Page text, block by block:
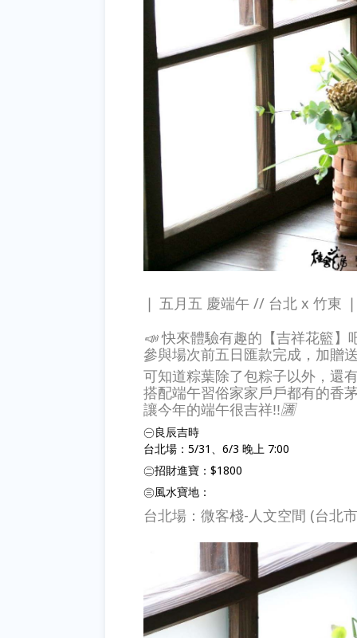
❘ 五月五 慶端午 // 台北 x 竹東
📣快來體驗有趣的【吉祥花籃】
參與場次前五日匯款完成，加贈
可知道粽葉除了包粽子以外，還
搭配端午習俗家家戶戶都有的香
讓今年的端午很吉祥!!🈵
㊀良辰吉時
台北場：5/31、6/3 晚上 7:00
㊁招財進寶：$1800
㊂風水寶地：
台北場：微客棧-人文空間 (台北